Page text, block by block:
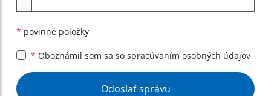
* povinné položky
* Oboznámil som sa so spracúvaním osobných údajov
Google reCaptcha Response
Odoslať správu